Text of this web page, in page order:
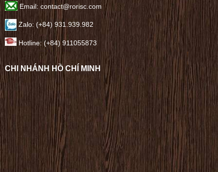
Email: contact@rorisc.com
Zalo: (+84) 931.939.982
Hotline: (+84) 911055873
CHI NHÁNH HỒ CHÍ MINH